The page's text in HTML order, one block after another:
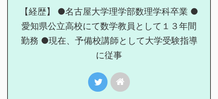
【経歴】 ●名古屋大学理学部数理学科卒業 ●
愛知県公立高校にて数学教員として１３年間
勤務 ●現在、予備校講師として大学受験指導
に従事